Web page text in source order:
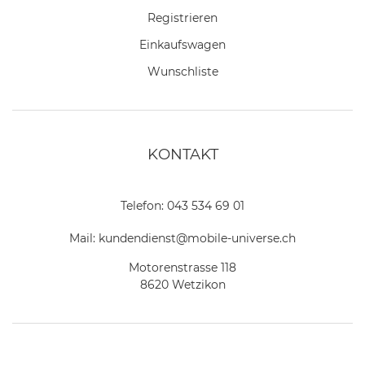
Registrieren
Einkaufswagen
Wunschliste
KONTAKT
Telefon: 043 534 69 01
Mail: kundendienst@mobile-universe.ch
Motorenstrasse 118
8620 Wetzikon